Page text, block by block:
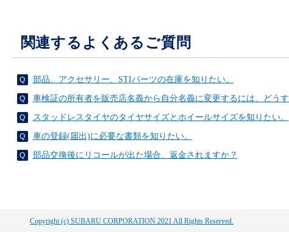
関連するよくあるご質問
部品、アクセサリー、STIパーツの在庫を知りたい。
車検証の所有者を販売店名義から自分名義に変更するには、どう
スタッドレスタイヤのタイヤサイズとホイールサイズを知りたい。
車の登録(届出)に必要な書類を知りたい。
部品交換後にリコールが出た場合、返金されますか？
Copyright (c) SUBARU CORPORATION 2021 All Rights Reserved.